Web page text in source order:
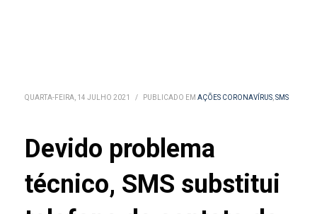
QUARTA-FEIRA, 14 JULHO 2021 / PUBLICADO EM AÇÕES CORONAVÍRUS,SMS
Devido problema
técnico, SMS substitui